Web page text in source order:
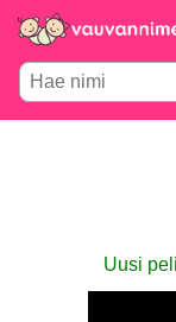
Uusi